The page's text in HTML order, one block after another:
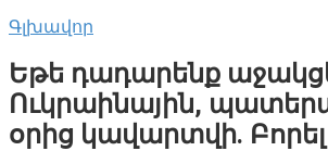
Գլխավոր
Եթե ​​դադարենք
Ուկրաինային,
օրից կավարտվի. Բորել